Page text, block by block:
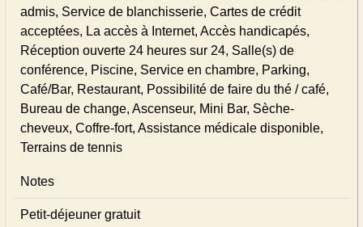
admis, Service de blanchisserie, Cartes de crédit
acceptées, La accès à Internet, Accès handicapés,
Réception ouverte 24 heures sur 24, Salle(s) de
conférence, Piscine, Service en chambre, Parking,
Café/Bar, Restaurant, Possibilité de faire du thé / café,
Bureau de change, Ascenseur, Mini Bar, Sèche-
cheveux, Coffre-fort, Assistance médicale disponible,
Terrains de tennis
Notes
Petit-déjeuner gratuit